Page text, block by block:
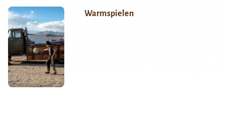
Warmspielen